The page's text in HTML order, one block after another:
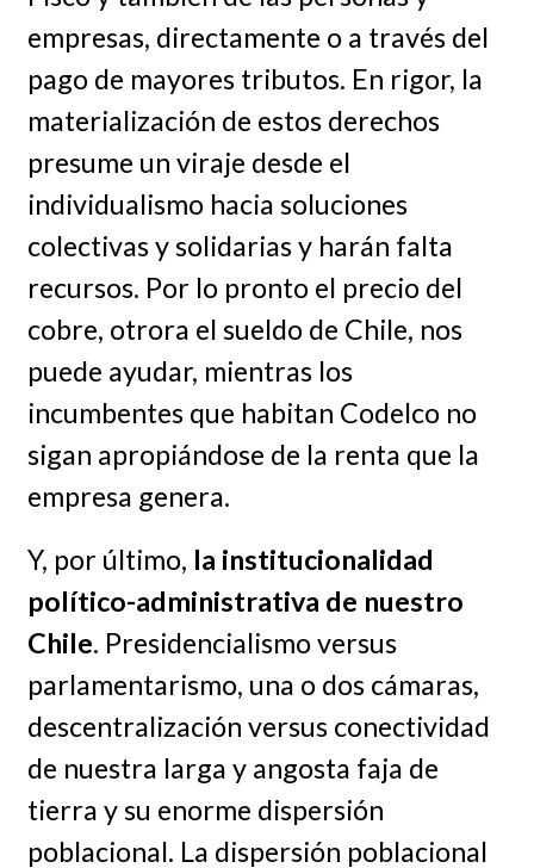
empresas, directamente o a través del
pago de mayores tributos. En rigor, la
materialización de estos derechos
presume un viraje desde el
individualismo hacia soluciones
colectivas y solidarias y harán falta
recursos. Por lo pronto el precio del
cobre, otrora el sueldo de Chile, nos
puede ayudar, mientras los
incumbentes que habitan Codelco no
sigan apropiándose de la renta que la
empresa genera.
Y, por último, la institucionalidad
político-administrativa de nuestro
Chile. Presidencialismo versus
parlamentarismo, una o dos cámaras,
descentralización versus conectividad
de nuestra larga y angosta faja de
tierra y su enorme dispersión
poblacional. La dispersión poblacional